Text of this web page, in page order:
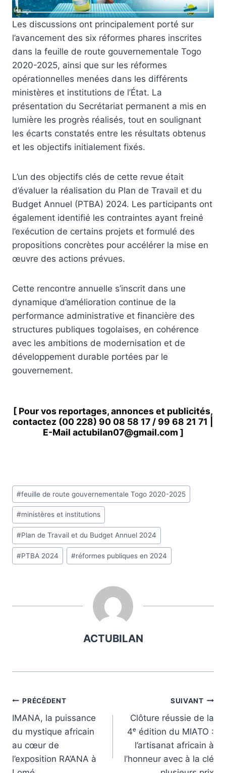
Les discussions ont principalement porté sur
l’avancement des six réformes phares inscrites
dans la feuille de route gouvernementale Togo
2020-2025, ainsi que sur les réformes
opérationnelles menées dans les différents
ministères et institutions de l’État. La
présentation du Secrétariat permanent a mis en
lumière les progrès réalisés, tout en soulignant
les écarts constatés entre les résultats obtenus
et les objectifs initialement fixés.
L’un des objectifs clés de cette revue était
d’évaluer la réalisation du Plan de Travail et du
Budget Annuel (PTBA) 2024. Les participants ont
également identifié les contraintes ayant freiné
l’exécution de certains projets et formulé des
propositions concrètes pour accélérer la mise en
œuvre des actions prévues.
Cette rencontre annuelle s’inscrit dans une
dynamique d’amélioration continue de la
performance administrative et financière des
structures publiques togolaises, en cohérence
avec les ambitions de modernisation et de
développement durable portées par le
gouvernement.
[ Pour vos reportages, annonces et publicités,
contactez (00 228) 90 08 58 17 / 99 68 21 71
E-Mail actubilan07@gmail.com ]
Étiquettes
de
la
publication :
#feuille de route gouvernementale Togo 2020-2025
#ministères et institutions
#Plan de Travail et du Budget Annuel 2024
#PTBA 2024 #réformes publiques en 2024
ACTUBILAN
Navigation
de
l’article
PRÉCÉDENT
IMANA, la puissance
du mystique africain
au cœur de
l’exposition RA’ANA à
SUIVANT
Clôture réussie de la
4ᵉ édition du MIATO :
l’artisanat africain à
l’honneur avec à la clé